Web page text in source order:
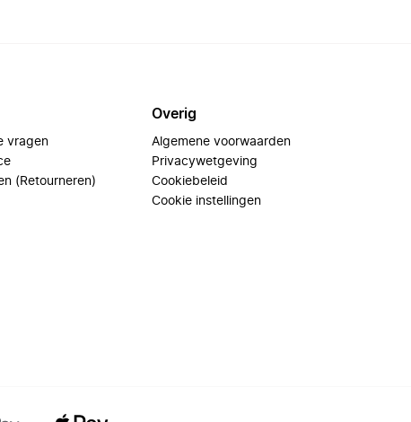
vragen
(Retourneren)
Overig
Algemene voorwaarden
Privacywetgeving
Cookiebeleid
Cookie instellingen